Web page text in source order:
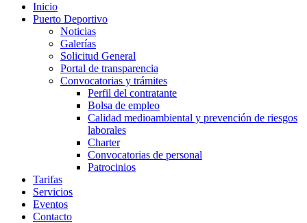
Inicio
Puerto Deportivo
Noticias
Galerías
Solicitud General
Portal de transparencia
Convocatorias y trámites
Perfil del contratante
Bolsa de empleo
Calidad medioambiental y prevención de riesgos
laborales
Charter
Convocatorias de personal
Patrocinios
Tarifas
Servicios
Eventos
Contacto